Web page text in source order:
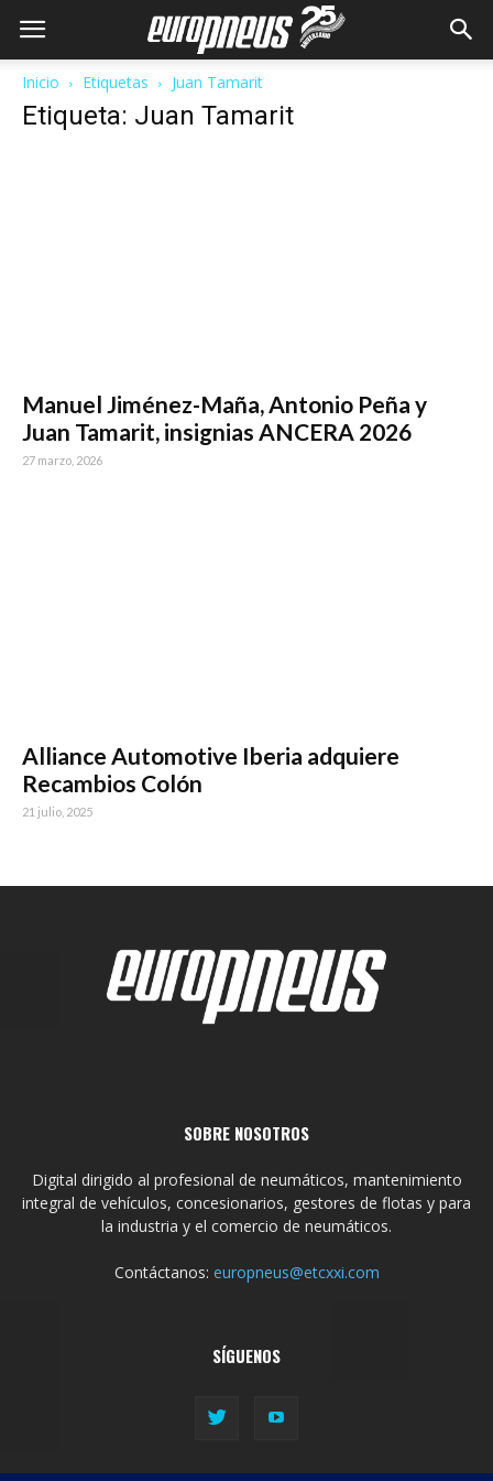
Inicio Etiquetas Juan Tamarit
Etiqueta: Juan Tamarit
Manuel Jiménez-Maña, Antonio Peña y
Juan Tamarit, insignias ANCERA 2026
27 marzo, 2026
Alliance Automotive Iberia adquiere
Recambios Colón
21 julio, 2025
SOBRE NOSOTROS
Digital dirigido al profesional de neumáticos, mantenimiento
integral de vehículos, concesionarios, gestores de flotas y para
la industria y el comercio de neumáticos.
Contáctanos: europneus@etcxxi.com
SÍGUENOS